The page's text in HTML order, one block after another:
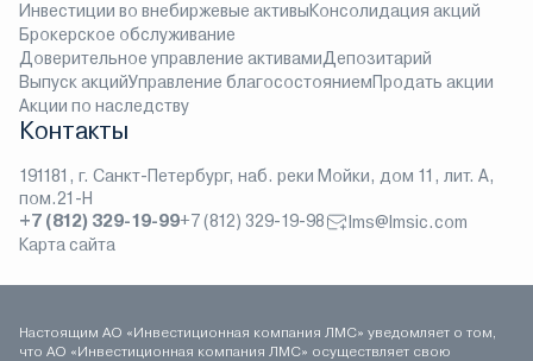
Инвестиции во внебиржевые активыКонсолидация акций
Брокерское обслуживание
Доверительное управление активамиДепозитарий
Выпуск акцийУправление благосостояниемПродать акции
Акции по наследству
Контакты
191181, г. Санкт-Петербург, наб. реки Мойки, дом 11, лит. А,
пом.21-Н
+7 (812) 329-19-99+7 (812) 329-19-98
lms@lmsic.com
Карта сайта
Настоящим АО «Инвестиционная компания ЛМС» уведомляет о том,
что АО «Инвестиционная компания ЛМС» осуществляет свою